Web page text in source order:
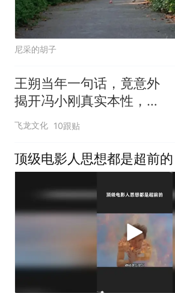
尼采的胡子
王朔当年一句话，竟意外
揭开冯小刚真实本性，如
今全都应验？
飞龙文化 10跟贴
顶级电影人思想都是超前的